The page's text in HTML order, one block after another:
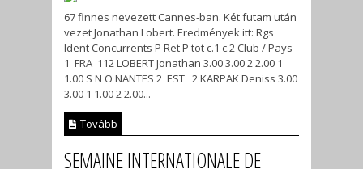
67 finnes nevezett Cannes-ban. Két futam után
vezet Jonathan Lobert. Eredmények itt: Rgs
Ident Concurrents P Ret P tot c.1 c.2 Club / Pays
1 FRA 112 LOBERT Jonathan 3.00 3.00 2 2.00 1
1.00 S N O NANTES 2 EST 2 KARPAK Deniss 3.00
3.00 1 1.00 2 2.00...
Tovább
SEMAINE INTERNATIONALE DE